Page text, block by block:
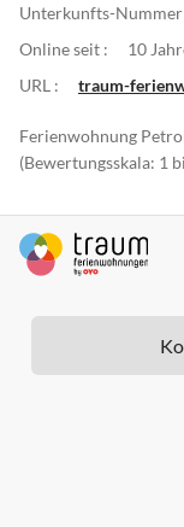
Unterkunfts-Nummer
Online seit :
10
URL :
traum-
Ferienwohnung
(Bewertungsskala: 1